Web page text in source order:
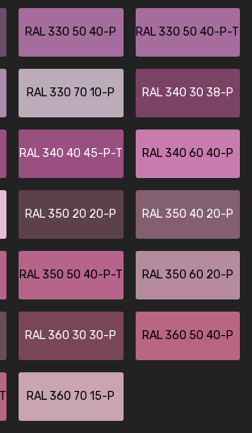
RAL 330 50 40-P RAL 330 50 40-P-T
RAL 330 70 10-P RAL 340 30 38-P
RAL 340 40 45-P-T RAL 340 60 40-P
RAL 350 20 20-P RAL 350 40 20-P
RAL 350 50 40-P-T RAL 350 60 20-P
RAL 360 30 30-P RAL 360 50 40-P
RAL 360 70 15-P